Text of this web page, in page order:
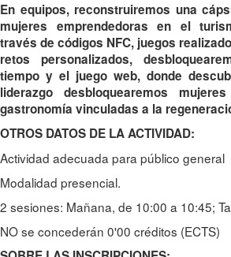
En equipos, reconstruiremos una
mujeres emprendedoras en el
través de códigos NFC, juegos
retos personalizados,
tiempo y el juego web, donde
liderazgo desbloquearemos
gastronomía vinculadas a la
OTROS DATOS DE LA ACTIVIDAD:
Actividad adecuada para público general
Modalidad presencial.
2 sesiones: Mañana, de 10:00 a 10:45;
NO se concederán 0'00 créditos (ECTS)